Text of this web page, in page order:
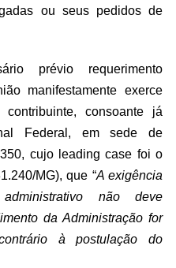
ou seus pedidos de
prévio requerimento
manifestamente exerce
consoante já
Federal, em sede de
cujo leading case foi o
MG), que “A exigência
não deve
da Administração for
à postulação do